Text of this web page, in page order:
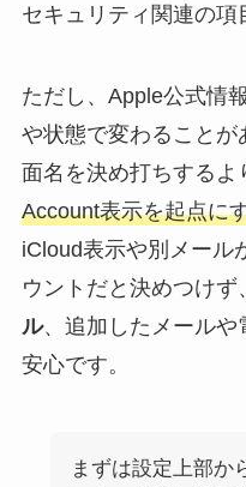
セキュリティ関連の項
ただし、Apple公式情
や状態で変わること
面名を決め打ちするよ
Account表示を起点に
iCloud表示や別メール
ウントだと決めつけず、
ル、追加したメールや
安心です。
まずは設定上部か